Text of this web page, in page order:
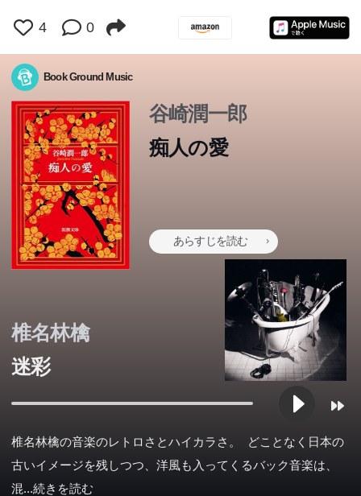
有川浩が贈る「キケン」な理系男子ストーリー 事件だら
け爆発的熱量の青春
東京のはずれに位置する“まほろ市”。この街の駅前でひっ
そり営まれる便利屋稼業。今日の依頼人は何をもちこんで
くるのか。痛快無比。開巷有益。やがて切ない便利屋物
語。
殺された妻の仇を討つため非合法組織【令嬢】の社員とし
て働く「鈴木」。復讐の機会をうかがっている最中、その
ターゲットが何者かに殺され...。ナイフ使いの「蝉」、自
殺させ屋「鯨」、そして謎の男「押し屋」を巻き込み、復
讐劇は予測不可能な未来へ突き進む――
「誕生の島」イルゲネス。この島では、遺伝子操作による
クローン売買の闇市場が横行していた。反クローン売買の
テロ活動をしているレイ・レアティーズは、現政府が起こ
した革命の立役者で、今は場末のバーの主におさまってい
るジェイクィズ・バーンに、現政権打倒への協力を依頼す
る。しかしジェイクはこれを即座に拒否。その理由はジェ
イクと元首フォン・フォーティンブラスとの関係にあり
―。
苛烈な運命に翻弄されつつ成長してゆく少年藩士を描い
た、藤沢作品の金字塔。
北領での武勲で少佐に昇進した新城は、皇主に奏上する栄
誉と引き替えに、近衛とは名ばかりの弱兵部隊へ転属とな
った。練兵の間もなく帝国軍の龍洲上陸作戦が発動。湾を
埋め尽くす大陸上部隊を、興廃を賭して皇国軍主力が迎え
撃つ。訓練不足の近衛鉄虎兵を率い、新城は波打ち際の最
前線に血路を拓くが!?書き下ろし短篇「織業倫理」を収
戦地において友軍への誤爆という罪を犯した男―ディムズ
デイル=ボイルド。肉体改造のため軍研究所に収容された
彼は、約束の地への墜落のビジョンに苛まれていた。そん
なボイルドを救済したのは、知能を持つ万能兵器にして、
無垢の良心たるネズミ・ウフコックだった。だが、やがて
戦争は終結、彼らを“廃棄”するための部隊が研究所に迫っ
ていた...『マルドゥック・スクランブル』以前を描く、虚
無と良心の訣別の物語。
太宰治 -- 津軽の大地主の六男として生まれる。共産主義
運動から脱落して遺書のつもりで書いた第一創作集のタイ
トルは「晩年」(昭和11年)という。この時太宰は27歳だっ
た。その後太平洋戦争に向う時期から戦争末期までの困難
な間も、妥協を許さない創作活動を続けた数少ない作家の
一人である。戦後「斜陽」(昭和22年)は大きな反響を呼
び、若い読者をひきつけた。(青空文庫図書カードより)
4 0
Book Ground Music
谷崎潤一郎
痴人の愛
あらすじを読む
河合譲治は君子と呼ばれるほど真面目な男だが、カフェー
の女給をしていた15歳のナオミを見初める。自分の家に
ひきとって育て、やがて結婚するが、ナオミは次第に奔放
な性格を現わすようになる。小悪魔的な女の奔放な行動を
描いた谷崎潤一郎の代表作。成長するにしたがい次第にナ
オミは本性を現わし、金使いは荒く、奔放な性格で何人も
の男と淫乱に付き合うようになる。しかし最後に男はナオ
ミに屈服し、実家の財産を処分し奴隷のようになってしま
う。何度も映画化された作品。※読みやすくするため現代
現を使用している場合があります。
椎名林檎
迷彩
椎名林檎の音楽のレトロさとハイカラさ。 どことなく日本の
古いイメージを残しつつ、洋風も入ってくるバック音楽は、
混...続きを読む
ひとけのない公園に落ちていた一枚の幻の金貨。それを手
にした小学5年生の高坂健輔にオキシジェンと名乗る奇妙
な男は語った。「もしも...力が欲しいのなら...それを探し
てみるといい...面白いところに、糸がつながっている―」
と。男の言葉は未来への鍵か、それとも禁断の邪悪な扉
か?秘宝を探し求めて、少年は不思議な冒険をはじめる。
研究者の道をあきらめ、家業の町工場・佃製作所を継いだ
佃航平は、製品開発で業績を伸ばしていた。そんなある
日、商売敵の大手メーカーから理不尽な特許侵害で訴えら
れる。圧倒的な形勢不利の中で取引先を失い、資金繰りに
窮する佃製作所。創業以来のピンチに、国産ロケットを開
発する巨大企業・帝国重工が、佃製作所が有するある部品
の特許技術に食指を伸ばしてきた。特許を売れば窮地を脱
することができる。だが、その技術には、佃の夢が詰まっ
ていた―。男たちの矜恃が激突する感動のエンターテイン
空で、地上で、海で。「彼ら」は「スカイ・クロラ」の世
界で生き続ける。憧れ、望み、求め、諦めながら―。さま
ざまな登場人物によって織りなされる八つの物語は、この
世界に満ちた謎を解く鍵となる。永遠の子供、クサナギ・
スイトを巡る大人気シリーズ、最初で最後の短編集。
「私」は、鎌倉の海で出会った「先生」の不思議な人柄に
強く惹かれ、関心を持つ。「先生」が、恋人を得るため親
友を裏切り、自殺に追い込んだ過去は、その遺書によって
明らかにされてゆく。近代知識人の苦悩を、透徹した文章
で描いた著者の代表作。
「あらゆるものは通り過ぎる。誰にもそれを捉えることは
できない。僕たちはそんな風に生きている」１９７０年８
月、帰省した海辺の街。大学生の〈僕〉は、行きつけのバ
ーで地元の友人〈鼠〉と語り明かし、女の子と知り合い、
そして夏の終わりを迎える。過ぎ去りつつある青春の残照
を鋭敏にとらえ群像新人賞を受賞した、村上春樹のデビュ
箱根駅伝を走りたい―そんな灰二の想いが、天才ランナー
走と出会って動き出す。「駅伝」って何?走るってどうい
うことなんだ?十人の個性あふれるメンバーが、長距離を
走ること(=生きること)に夢中で突き進む。自分の限界に
挑戦し、ゴールを目指して襷を繋ぐことで、仲間と繋がっ
ていく...風を感じて、走れ!「速く」ではなく「強く」―
美しい耳の彼女と共に、星形の斑紋を背中に持っていると
いう一頭の羊と“鼠”の行方を追って、北海道奥地の牧場に
たどりついた僕を、恐ろしい事実が待ち受けていた。一九
八二年秋、僕たちの旅は終わる。すべてを失った僕の、ラ
スト・アドベンチャー。村上春樹の青春三部作完結編。野
四国の図書館に着いたカフカ少年が出会ったのは、30年
前のヒットソング、夏の海辺の少年の絵、15歳の美しい
少女―。一方、猫と交流ができる老人ナカタさんも、ホシ
ノ青年に助けられながら旅を続ける。“入り口の石”を見つ
けだし、世界と世界が結びあわされるはずの場所を探すた
めに。謎のキーワードが二人を導く闇の世界に出口はある